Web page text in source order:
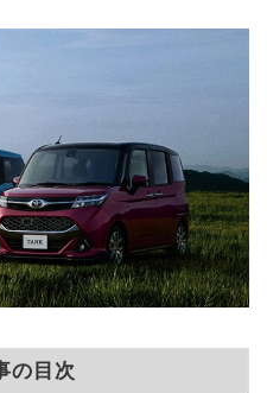
の目次